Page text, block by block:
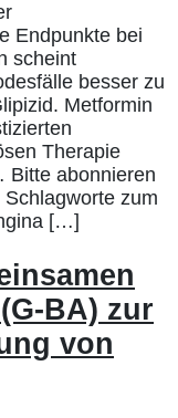
Endpunkte bei
scheint
besser zu
Metformin
Therapie
Bitte abonnieren
zum
[…]
BA) zur
von